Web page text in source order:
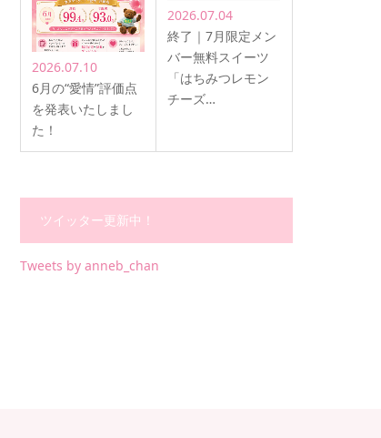
2026.07.10
6月の“愛情”評価点
を発表いたしまし
た！
2026.07.04
終了｜7月限定メン
バー無料スイーツ
「はちみつレモン
チーズ…
ツイッター更新中！
Tweets by anneb_chan